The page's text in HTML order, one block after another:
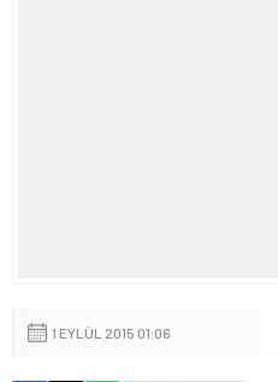
1 EYLÜL 2015 01:06